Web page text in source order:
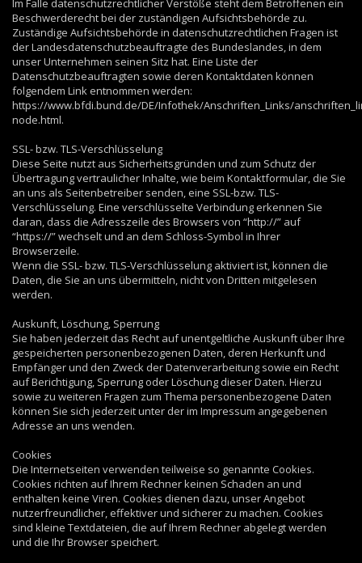
Im Falle datenschutzrechtlicher Verstöße steht dem Betroffenen ein
Beschwerderecht bei der zuständigen Aufsichtsbehörde zu.
Zuständige Aufsichtsbehörde in datenschutzrechtlichen Fragen ist
der Landesdatenschutzbeauftragte des Bundeslandes, in dem
unser Unternehmen seinen Sitz hat. Eine Liste der
Datenschutzbeauftragten sowie deren Kontaktdaten können
folgendem Link entnommen werden:
https://www.bfdi.bund.de/DE/Infothek/Anschriften_Links/
node.html.
SSL- bzw. TLS-Verschlüsselung
Diese Seite nutzt aus Sicherheitsgründen und zum Schutz der
Übertragung vertraulicher Inhalte, wie beim Kontaktformular, die Sie
an uns als Seitenbetreiber senden, eine SSL-bzw. TLS-
Verschlüsselung. Eine verschlüsselte Verbindung erkennen Sie
daran, dass die Adresszeile des Browsers von “http://” auf
“https://” wechselt und an dem Schloss-Symbol in Ihrer
Browserzeile.
Wenn die SSL- bzw. TLS-Verschlüsselung aktiviert ist, können die
Daten, die Sie an uns übermitteln, nicht von Dritten mitgelesen
werden.
Auskunft, Löschung, Sperrung
Sie haben jederzeit das Recht auf unentgeltliche Auskunft über Ihre
gespeicherten personenbezogenen Daten, deren Herkunft und
Empfänger und den Zweck der Datenverarbeitung sowie ein Recht
auf Berichtigung, Sperrung oder Löschung dieser Daten. Hierzu
sowie zu weiteren Fragen zum Thema personenbezogene Daten
können Sie sich jederzeit unter der im Impressum angegebenen
Adresse an uns wenden.
Cookies
Die Internetseiten verwenden teilweise so genannte Cookies.
Cookies richten auf Ihrem Rechner keinen Schaden an und
enthalten keine Viren. Cookies dienen dazu, unser Angebot
nutzerfreundlicher, effektiver und sicherer zu machen. Cookies
sind kleine Textdateien, die auf Ihrem Rechner abgelegt werden
und die Ihr Browser speichert.